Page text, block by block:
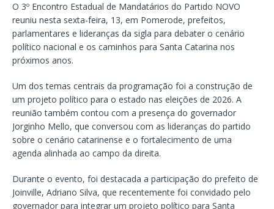
O 3º Encontro Estadual de Mandatários do Partido NOVO
reuniu nesta sexta-feira, 13, em Pomerode, prefeitos,
parlamentares e lideranças da sigla para debater o cenário
político nacional e os caminhos para Santa Catarina nos
próximos anos.
Um dos temas centrais da programação foi a construção de
um projeto político para o estado nas eleições de 2026. A
reunião também contou com a presença do governador
Jorginho Mello, que conversou com as lideranças do partido
sobre o cenário catarinense e o fortalecimento de uma
agenda alinhada ao campo da direita.
Durante o evento, foi destacada a participação do prefeito de
Joinville, Adriano Silva, que recentemente foi convidado pelo
governador para integrar um projeto político para Santa